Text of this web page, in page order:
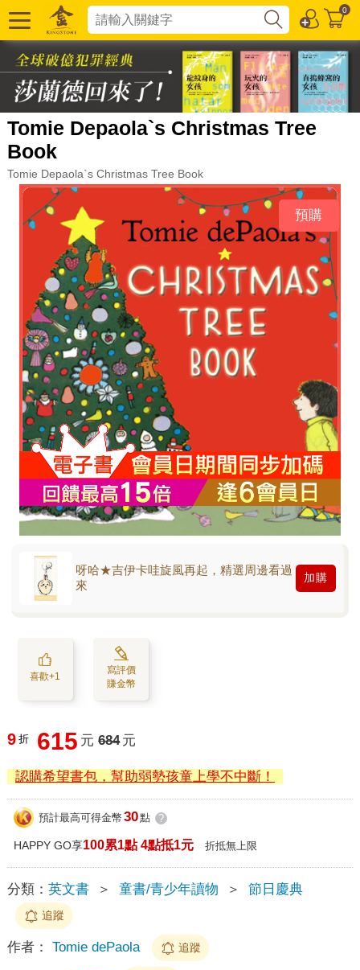
0
Tomie Depaola`s Christmas Tree
Book
Tomie Depaola`s Christmas Tree Book
預購
呀哈★吉伊卡哇旋風再起，精選周邊看過
來
加購
喜歡+1
寫評價
賺金幣
9 折 615 元 684 元
認購希望書包，幫助弱勢孩童上學不中斷！
預計最高可得金幣 30點 ?
HAPPY GO享100累1點 4點抵1元 折抵無上限
分類： 英文書 ＞ 童書/青少年讀物 ＞ 節日慶典
追蹤
作者： Tomie dePaola 追蹤